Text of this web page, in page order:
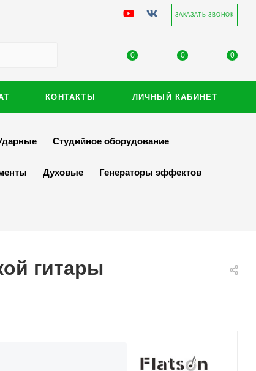
ЗАКАЗАТЬ ЗВОНОК
0 0 0
КОНТАКТЫ ЛИЧНЫЙ КАБИНЕТ
Студийное оборудование
Духовые Генераторы эффектов
гитары